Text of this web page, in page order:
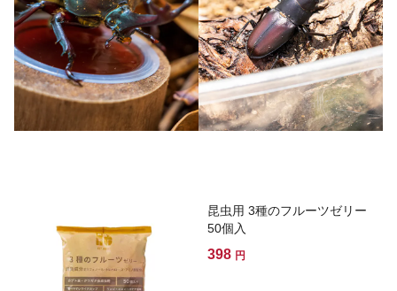
昆虫用 3種のフルーツゼリー
50個入
398 円